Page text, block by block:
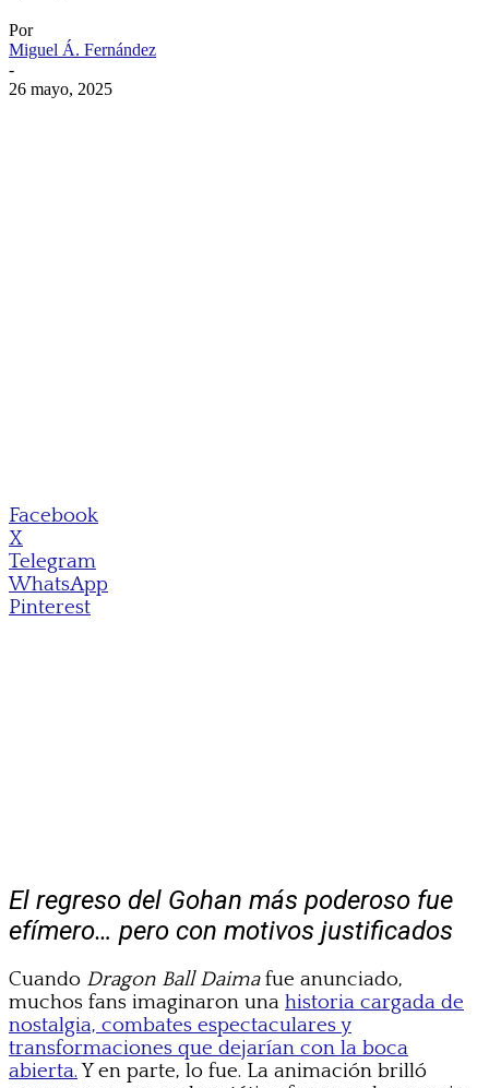
Por
Miguel Á. Fernández
-
26 mayo, 2025
Facebook
X
Telegram
WhatsApp
Pinterest
El regreso del Gohan más poderoso fue
efímero… pero con motivos justificados
Cuando Dragon Ball Daimafue anunciado,
muchos fans imaginaron una historia cargada de
nostalgia, combates espectaculares y
transformaciones que dejarían con la boca
abierta.Y en parte, lo fue. La animación brilló